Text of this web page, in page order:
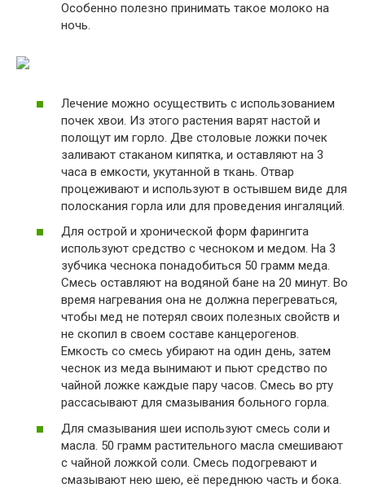
Особенно полезно принимать такое молоко на
ночь.
Лечение можно осуществить с использованием
почек хвои. Из этого растения варят настой и
полощут им горло. Две столовые ложки почек
заливают стаканом кипятка, и оставляют на 3
часа в емкости, укутанной в ткань. Отвар
процеживают и используют в остывшем виде для
полоскания горла или для проведения ингаляций.
Для острой и хронической форм фарингита
используют средство с чесноком и медом. На 3
зубчика чеснока понадобиться 50 грамм меда.
Смесь оставляют на водяной бане на 20 минут. Во
время нагревания она не должна перегреваться,
чтобы мед не потерял своих полезных свойств и
не скопил в своем составе канцерогенов.
Емкость со смесь убирают на один день, затем
чеснок из меда вынимают и пьют средство по
чайной ложке каждые пару часов. Смесь во рту
рассасывают для смазывания больного горла.
Для смазывания шеи используют смесь соли и
масла. 50 грамм растительного масла смешивают
с чайной ложкой соли. Смесь подогревают и
смазывают нею шею, её переднюю часть и бока.